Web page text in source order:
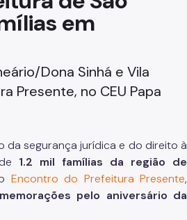
e Taxas
e Fornecedores
e Benefícios
em
Dona Sinhá e Vila
Presente, no CEU Papa
da segurança jurídica e do direito à
1.2 mil famílias da região de
Encontro do Prefeitura Presente,
pelo aniversário da